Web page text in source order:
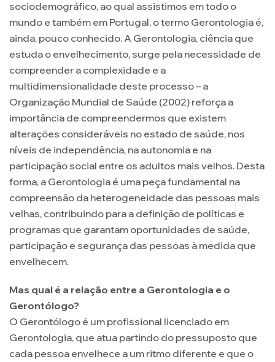
sociodemográfico, ao qual assistimos em todo o
mundo e também em Portugal, o termo Gerontologia é,
ainda, pouco conhecido. A Gerontologia, ciência que
estuda o envelhecimento, surge pela necessidade de
compreender a complexidade e a
multidimensionalidade deste processo – a
Organização Mundial de Saúde (2002) reforça a
importância de compreendermos que existem
alterações consideráveis no estado de saúde, nos
níveis de independência, na autonomia e na
participação social entre os adultos mais velhos. Desta
forma, a Gerontologia é uma peça fundamental na
compreensão da heterogeneidade das pessoas mais
velhas, contribuindo para a definição de políticas e
programas que garantam oportunidades de saúde,
participação e segurança das pessoas à medida que
envelhecem.
Mas qual é a relação entre a Gerontologia e o
Gerontólogo?
O Gerontólogo é um profissional licenciado em
Gerontologia, que atua partindo do pressuposto que
cada pessoa envelhece a um ritmo diferente e que o